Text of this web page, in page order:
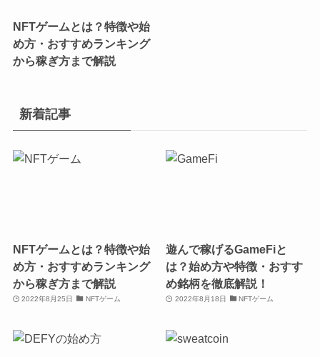
NFTゲームとは？特徴や始
め方・おすすめランキング
から稼ぎ方まで解説
新着記事
NFTゲームとは？特徴や始
め方・おすすめランキング
から稼ぎ方まで解説
2022年8月25日 NFTゲーム
遊んで稼げるGameFiと
は？始め方や特徴・おすす
め銘柄を徹底解説！
2022年8月18日 NFTゲーム